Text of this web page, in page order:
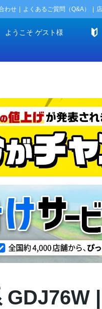
わせ よくあるご質問（Q&A）
ようこそ ゲスト様